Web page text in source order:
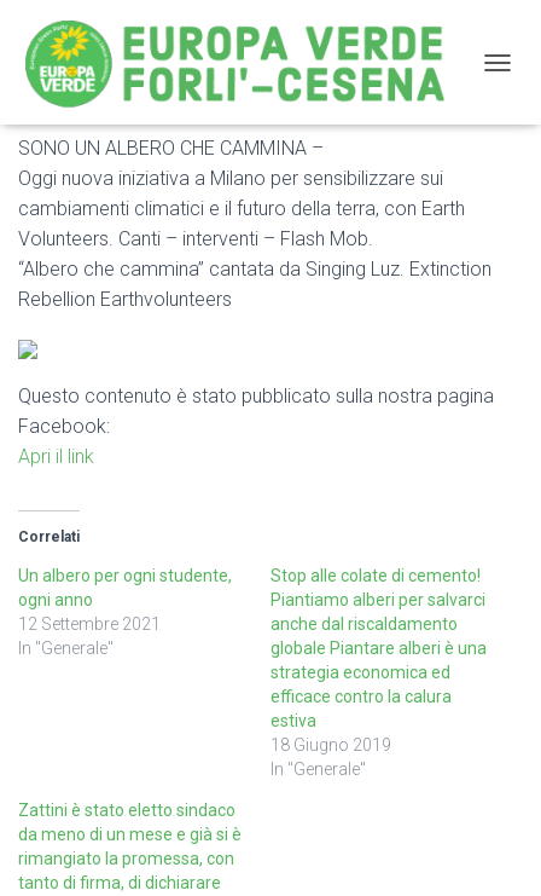
SONO UN ALBERO CHE CAMMINA – Oggi nuova
iniziativa a Milano per sensibilizzare sui cambiamenti
climatici e il futuro della terra, con Earth Volunteers
SONO UN ALBERO CHE CAMMINA –
Oggi nuova iniziativa a Milano per sensibilizzare sui
cambiamenti climatici e il futuro della terra, con Earth
Volunteers. Canti – interventi – Flash Mob.
“Albero che cammina” cantata da Singing Luz. Extinction
Rebellion Earthvolunteers
Questo contenuto è stato pubblicato sulla nostra pagina
Facebook:
Apri il link
Correlati
Un albero per ogni studente,
ogni anno
12 Settembre 2021
In "Generale"
Stop alle colate di cemento!
Piantiamo alberi per salvarci
anche dal riscaldamento
globale Piantare alberi è una
strategia economica ed
efficace contro la calura
estiva
18 Giugno 2019
In "Generale"
Zattini è stato eletto sindaco
da meno di un mese e già si è
rimangiato la promessa, con
tanto di firma, di dichiarare